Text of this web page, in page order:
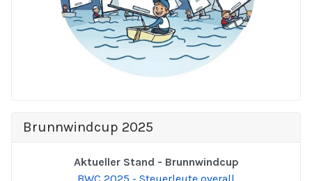
Brunnwindcup 2025
Aktueller Stand - Brunnwindcup